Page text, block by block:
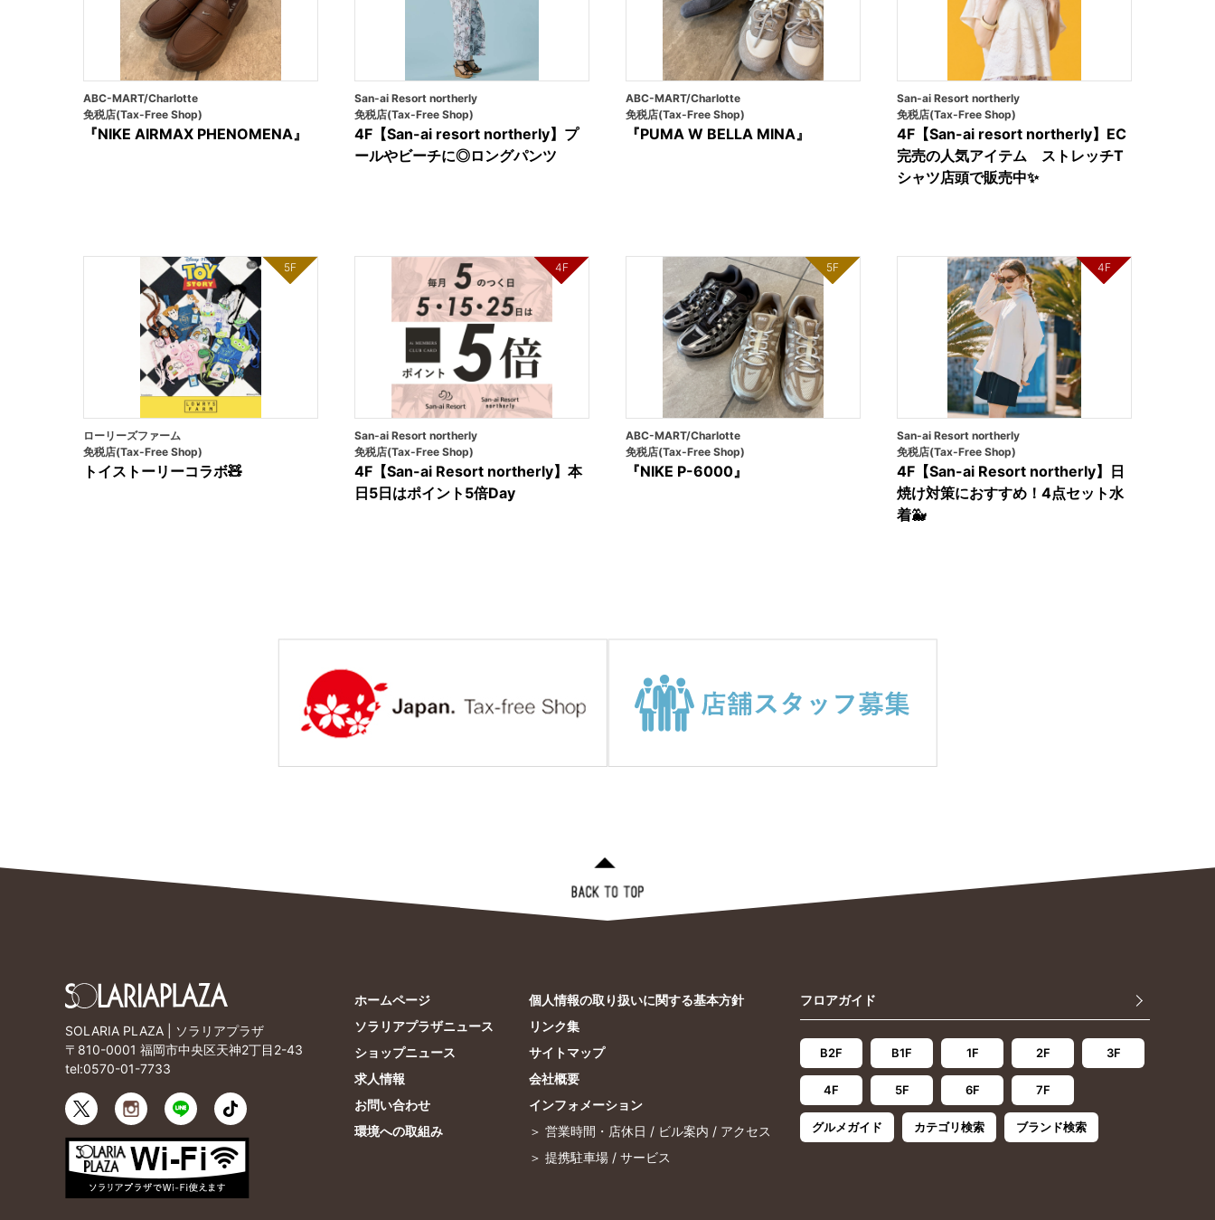
ABC-MART/Charlotte
免税店(Tax-Free Shop)
『NIKE AIRMAX PHENOMENA』
San-ai Resort northerly
免税店(Tax-Free Shop)
4F【San-ai resort northerly】プ
ールやビーチに◎ロングパンツ
ABC-MART/Charlotte
免税店(Tax-Free Shop)
『PUMA W BELLA MINA』
San-ai Resort northerly
免税店(Tax-Free Shop)
4F【San-ai resort northerly】EC
完売の人気アイテム ストレッチT
シャツ店頭で販売中✨
5F
ローリーズファーム
免税店(Tax-Free Shop)
トイストーリーコラボ🧸
4F
San-ai Resort northerly
免税店(Tax-Free Shop)
4F【San-ai Resort northerly】本
日5日はポイント5倍Day
5F
ABC-MART/Charlotte
免税店(Tax-Free Shop)
『NIKE P-6000』
4F
San-ai Resort northerly
免税店(Tax-Free Shop)
4F【San-ai Resort northerly】日
焼け対策におすすめ！4点セット水
着🐳
SOLARIA PLAZA | ソラリアプラザ
〒810-0001 福岡市中央区天神2丁目2-43
tel:0570-01-7733
ホームページ
ソラリアプラザニュース
ショップニュース
求人情報
お問い合わせ
環境への取組み
個人情報の取り扱いに関する基本方針
リンク集
サイトマップ
会社概要
インフォメーション
＞ 営業時間・店休日 / ビル案内 / アクセス
＞ 提携駐車場 / サービス
フロアガイド
B2F B1F 1F 2F 3F
4F 5F 6F 7F
グルメガイド カテゴリ検索 ブランド検索